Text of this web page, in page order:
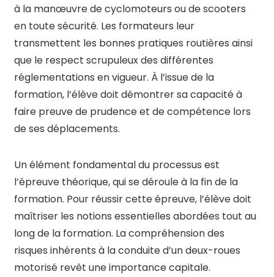
à la manœuvre de cyclomoteurs ou de scooters
en toute sécurité. Les formateurs leur
transmettent les bonnes pratiques routières ainsi
que le respect scrupuleux des différentes
réglementations en vigueur. À l’issue de la
formation, l’élève doit démontrer sa capacité à
faire preuve de prudence et de compétence lors
de ses déplacements.
Un élément fondamental du processus est
l’épreuve théorique, qui se déroule à la fin de la
formation. Pour réussir cette épreuve, l’élève doit
maîtriser les notions essentielles abordées tout au
long de la formation. La compréhension des
risques inhérents à la conduite d’un deux-roues
motorisé revêt une importance capitale.